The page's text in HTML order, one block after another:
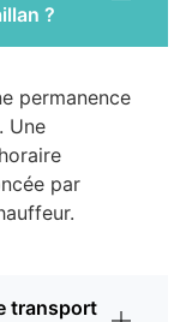
?
permanence
Une
par
transport